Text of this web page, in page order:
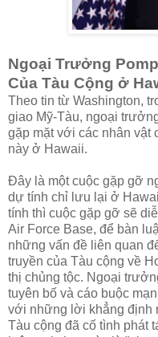
Ngoại Trưởng
Của Tàu Cộng ở
Theo tin từ Washington,
giao Mỹ-Tàu, ngoại
gặp mặt với các nhân vật
này ở Hawaii.
Đây là một cuộc gặp gỡ
dự tính chỉ lưu lại ở
tính thì cuộc gặp gỡ sẽ
Air Force Base, để bàn
những vấn đề liên quan
truyền của Tàu cộng về
thị chủng tộc. Ngoại
tuyên bố và cáo buộc
với những lời khẳng định
Tàu cộng đã cố tình phát